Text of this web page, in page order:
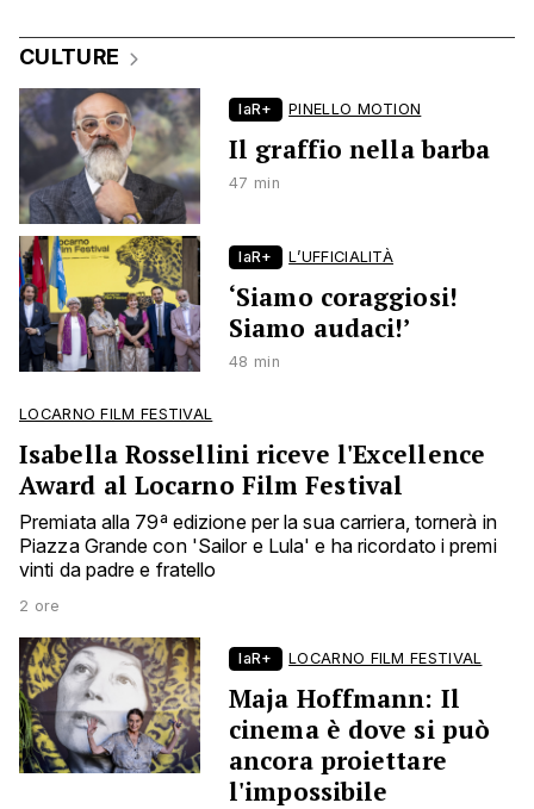
CULTURE
laR+ PINELLO MOTION
Il graffio nella barba
47 min
laR+ L’UFFICIALITÀ
‘Siamo coraggiosi!
Siamo audaci!’
48 min
LOCARNO FILM FESTIVAL
Isabella Rossellini riceve l'Excellence
Award al Locarno Film Festival
Premiata alla 79ª edizione per la sua carriera, tornerà in
Piazza Grande con 'Sailor e Lula' e ha ricordato i premi
vinti da padre e fratello
2 ore
laR+ LOCARNO FILM FESTIVAL
Maja Hoffmann: Il
cinema è dove si può
ancora proiettare
l'impossibile